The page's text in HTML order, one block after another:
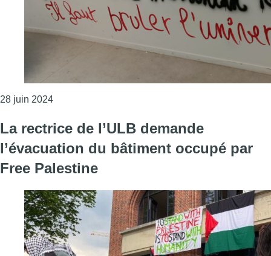
28 juin 2024Consulter l'article "Occupation d’un bâtiment de
La rectrice de l’ULB demande
l’évacuation du bâtiment occupé par
Free Palestine